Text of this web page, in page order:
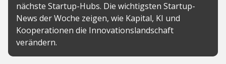
nächste Startup-Hubs. Die wichtigsten Startup-
News der Woche zeigen, wie Kapital, KI und
Kooperationen die Innovationslandschaft
verändern.